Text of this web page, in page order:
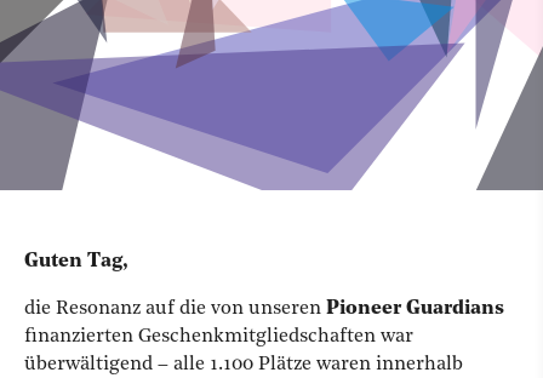
Guten Tag,
die Resonanz auf die von unseren Pioneer Guardians
finanzierten Geschenkmitgliedschaften war
überwältigend – alle 1.100 Plätze waren innerhalb